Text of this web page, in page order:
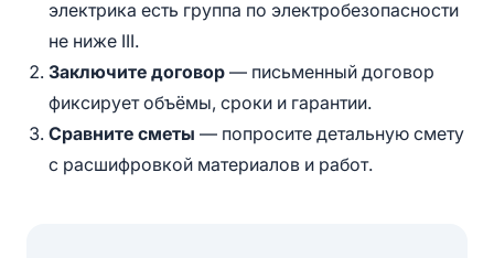
электрика есть группа по электробезопасности
не ниже III.
Заключите договор — письменный договор
фиксирует объёмы, сроки и гарантии.
Сравните сметы — попросите детальную смету
с расшифровкой материалов и работ.